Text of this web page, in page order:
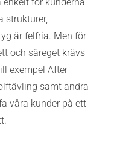
strukturer,
är felfria. Men för
och säreget krävs
exempel After
samt andra
våra kunder på ett